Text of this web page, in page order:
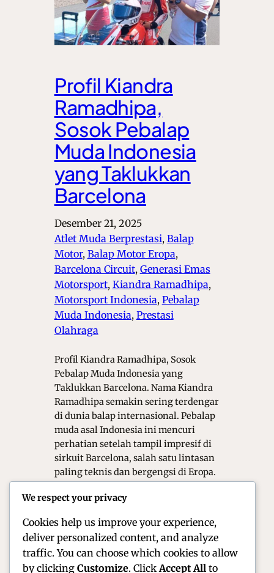
Profil Kiandra
Ramadhipa,
Sosok Pebalap
Muda Indonesia
yang Taklukkan
Barcelona
Desember 21, 2025
Atlet Muda Berprestasi, Balap
Motor, Balap Motor Eropa ,
Barcelona Circuit, Generasi Emas
Motorsport, Kiandra Ramadhipa ,
Motorsport Indonesia, Pebalap
Muda Indonesia, Prestasi
Olahraga
Profil Kiandra Ramadhipa, Sosok
Pebalap Muda Indonesia yang
Taklukkan Barcelona. Nama Kiandra
Ramadhipa semakin sering terdengar
di dunia balap internasional. Pebalap
muda asal Indonesia ini mencuri
perhatian setelah tampil impresif di
sirkuit Barcelona, salah satu lintasan
paling teknis dan bergengsi di Eropa.
menunjukkan bahwa talenta
We respect your privacy
Cookies help us improve your experience,
deliver personalized content, and analyze
traffic. You can choose which cookies to allow
by clicking Customize. Click Accept All to